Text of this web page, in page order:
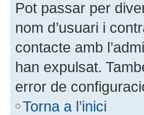
Pot passar per
nom d’usuari i
contacte amb
han expulsat.
error de
Torna a l’inici